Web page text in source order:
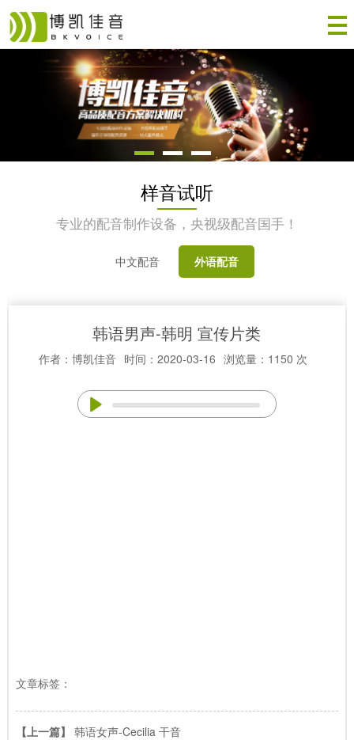
样音试听
专业的配音制作设备，央视级配音国手！
中文配音 外语配音
韩语男声-韩明 宣传片类
作者：博凯佳音 时间：2020-03-16 浏览量：1150 次
文章标签：
【上一篇】 韩语女声-Cecilia 干音